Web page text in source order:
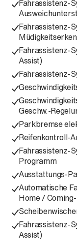
Fahrassistenz-
Fahrassistenz-
Fahrassistenz-
Assist)
Fahrassistenz-
Geschw.-
Parkbremse
Reifenkontroll-
Fahrassistenz-
Programm
Ausstattungs-
Automatische
Home /
Fahrassistenz-
Assist)